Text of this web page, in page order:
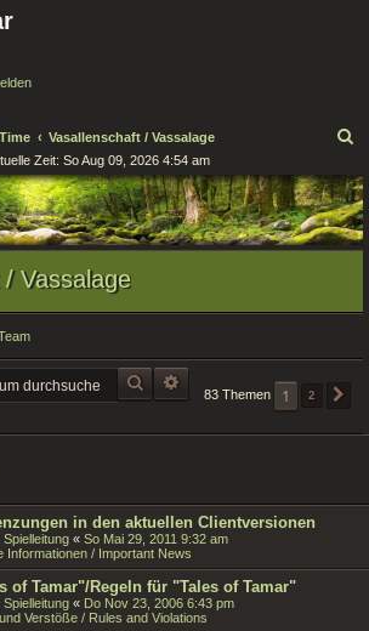
Vasallenschaft / Vassalage
c
h
e
Zeit: So Aug 09, 2026 4:54 am
Vassalage
SUCHE ERWEITERTE SUCHE
83 Themen 1 2
in den aktuellen Clientversionen
Spielleitung « So Mai 29, 2011 9:32 am
Informationen / Important News
of Tamar"/Regeln für "Tales of Tamar"
Spielleitung « Do Nov 23, 2006 6:43 pm
Verstöße / Rules and Violations